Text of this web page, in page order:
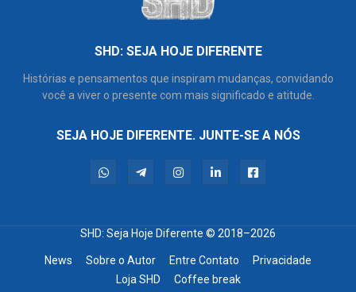
SHD: SEJA HOJE DIFERENTE
Histórias e pensamentos que inspiram mudanças, convidando
você a viver o presente com mais significado e atitude.
SEJA HOJE DIFERENTE. JUNTE-SE A NÓS
SHD: Seja Hoje Diferente © 2018–2026
News Sobre o Autor Entre Contato
Privacidade
Loja SHD
Coffee break